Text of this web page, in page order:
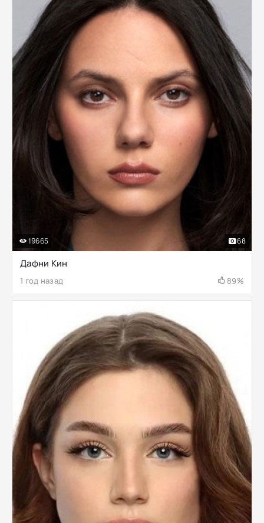
Дафни Кин
1 год назад 89%
19665 68